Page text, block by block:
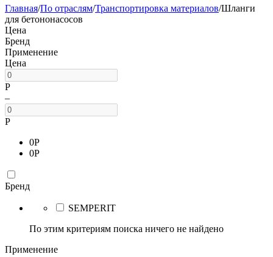
Главная/По отраслям/Транспортировка материалов/Шланги
для бетононасосов
Цена
Бренд
Применение
Цена
Р
–
Р
0Р
0Р
Бренд
SEMPERIT
По этим критериям поиска ничего не найдено
Применение